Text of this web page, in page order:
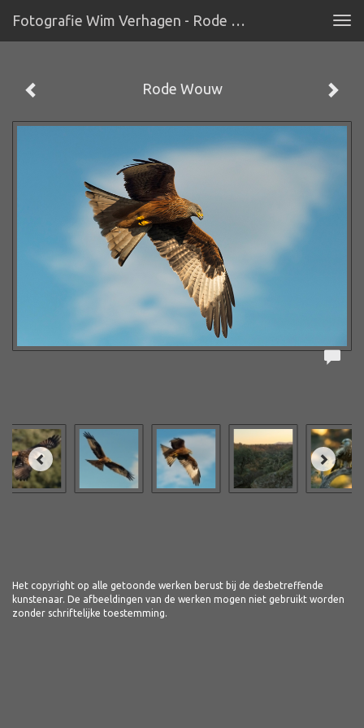
Fotografie Wim Verhagen - Rode Wouw
Rode Wouw
Het copyright op alle getoonde werken berust bij de desbetreffende
kunstenaar. De afbeeldingen van de werken mogen niet gebruikt worden
zonder schriftelijke toestemming.